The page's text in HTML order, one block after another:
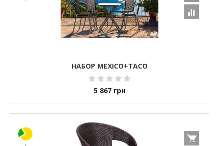
НАБОР MEXICO+TACO
5 867 грн